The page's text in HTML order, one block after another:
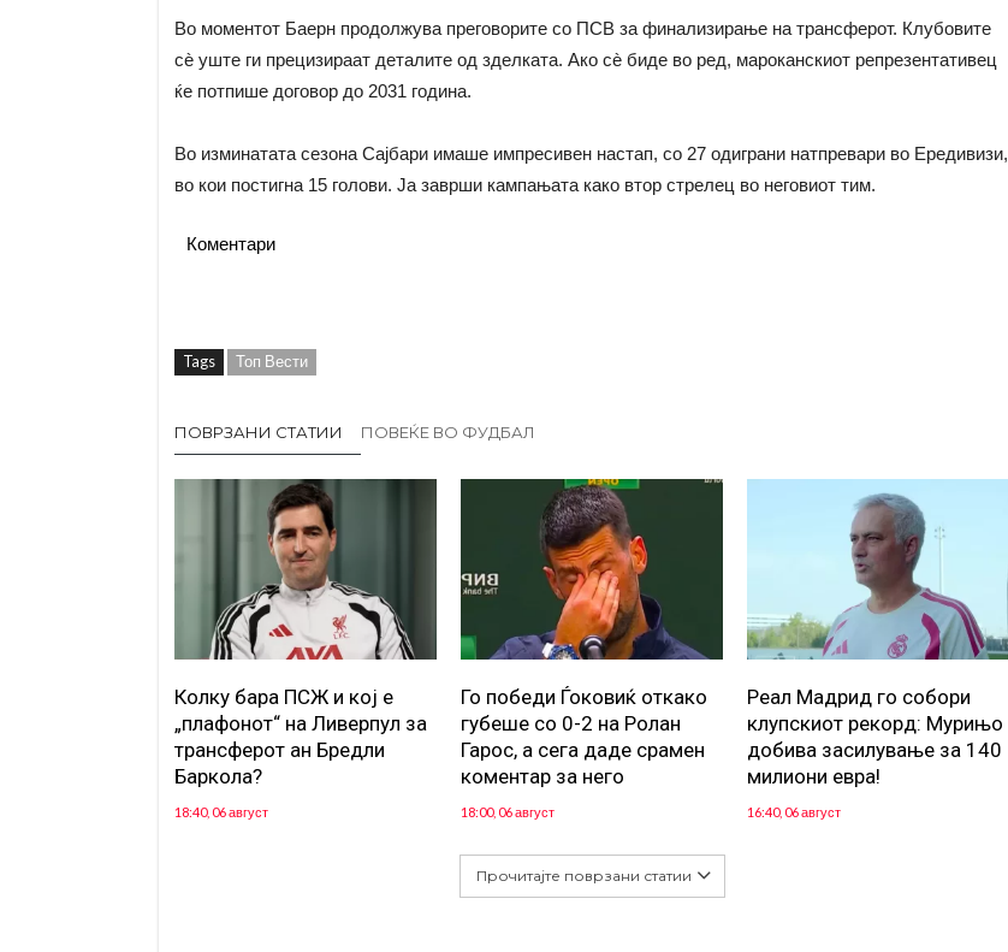
Во моментот Баерн продолжува преговорите со ПСВ за финализирање на трансферот. Клубовите
сè уште ги прецизираат деталите од зделката. Ако сè биде во ред, мароканскиот репрезентативец
ќе потпише договор до 2031 година.
Во изминатата сезона Сајбари имаше импресивен настап, со 27 одиграни натпревари во Ередивизи,
во кои постигна 15 голови. Ја заврши кампањата како втор стрелец во неговиот тим.
Коментари
Tags Топ Вести
ПОВРЗАНИ СТАТИИ ПОВЕЌЕ ВО ФУДБАЛ
Колку бара ПСЖ и кој е
„плафонот“ на Ливерпул за
трансферот ан Бредли
Баркола?
18:40, 06 август
Го победи Ѓоковиќ откако
губеше со 0-2 на Ролан
Гарос, а сега даде срамен
коментар за него
18:00, 06 август
Реал Мадрид го собори
клупскиот рекорд: Мурињо
добива засилување за 140
милиони евра!
16:40, 06 август
Прочитајте поврзани статии